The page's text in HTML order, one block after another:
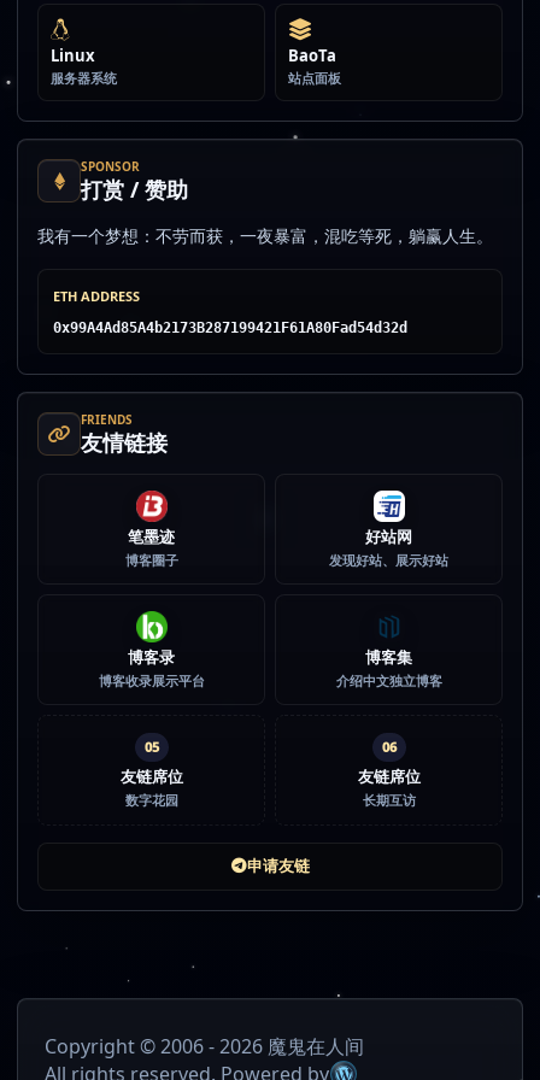
Linux
服务器系统
BaoTa
站点面板
SPONSOR
打赏 / 赞助
我有一个梦想：不劳而获，一夜暴富，混吃等死，躺赢人生。
ETH ADDRESS
0x99A4Ad85A4b2173B287199421F61A80Fad54d32d
FRIENDS
友情链接
笔墨迹
博客圈子
好站网
发现好站、展示好站
博客录
博客收录展示平台
博客集
介绍中文独立博客
05
友链席位
数字花园
06
友链席位
长期互访
申请友链
Copyright © 2006 - 2026 魔鬼在人间
All rights reserved. Powered by